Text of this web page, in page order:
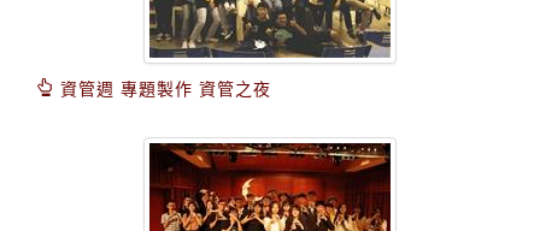
資管週 專題製作 資管之夜